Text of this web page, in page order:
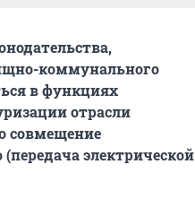
коммунального
в функциях
отрасли
совмещение
электрической